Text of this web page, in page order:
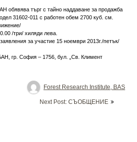
обявява търг с тайно наддаване за продажба
31602-011 с работен обем 2700 куб. см.
/три/ хиляди лева.
за участие 15 ноември 2013г./петък/
гр. София – 1756, бул. „Св. Климент
Forest Research Institute, BAS
Next Post: СЪОБЩЕНИЕ